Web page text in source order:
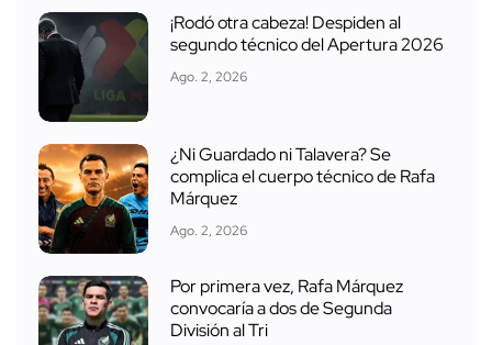
¡Rodó otra cabeza! Despiden al
segundo técnico del Apertura 2026
Ago. 2, 2026
¿Ni Guardado ni Talavera? Se
complica el cuerpo técnico de Rafa
Márquez
Ago. 2, 2026
Por primera vez, Rafa Márquez
convocaría a dos de Segunda
División al Tri